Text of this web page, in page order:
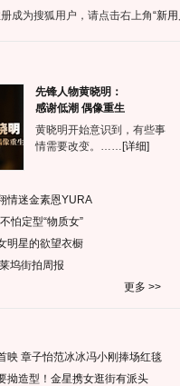
成为搜狐用户，请点击右上角“新
先锋人物黄晓明：
感谢低潮 偶像重生
黄晓明开始意识到，有些事
情需要改变。…… [详细]
情迷金素恩YURA
怕定型“物质女”
明星的欲望衣橱
坞街拍周报
更多 >>
映 章子怡范冰冰冯小刚捧场红毯
拗造型！金星携女逛街有派头